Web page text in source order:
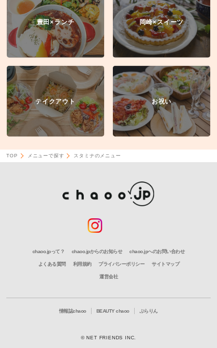
豊田×ランチ 岡崎×スイーツ
テイクアウト お祝い
TOP メニューで探す スタミナのメニュー
chaoo.jpって？ chaoo.jpからのお知らせ chaoo.jpへのお問い合わせ
よくある質問 利用規約 プライバシーポリシー サイトマップ
運営会社
情報誌chaoo BEAUTY chaoo ぶらりん
© NET FRIENDS INC.